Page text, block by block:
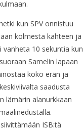
kun SPV onnistuu
kolmesta kahteen ja
10 sekuntia kun
Samelin lapaan
koko erän ja
saadusta
lämärin alanurkkaan
ISB:tä